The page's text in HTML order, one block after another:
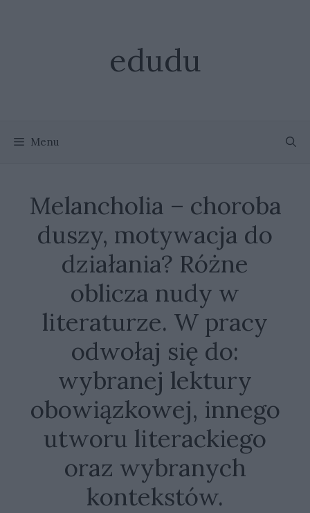
edudu
Menu
Melancholia – choroba
duszy, motywacja do
działania? Różne
oblicza nudy w
literaturze. W pracy
odwołaj się do:
wybranej lektury
obowiązkowej, innego
utworu literackiego
oraz wybranych
kontekstów.